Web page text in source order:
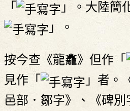
「
」。大陸簡
」。
按今查《龍龕》但作「
見作「
」者。
邑部．鄒字》、《碑